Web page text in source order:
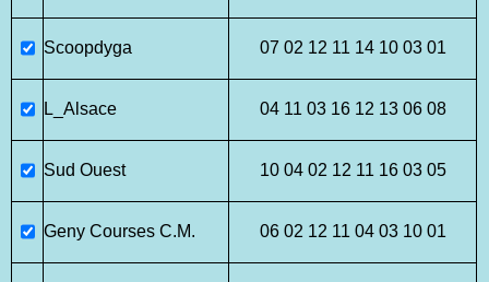
Scoopdyga 07 02 12 11 14 10 03 01
L_Alsace 04 11 03 16 12 13 06 08
Sud Ouest 10 04 02 12 11 16 03 05
Geny Courses C.M. 06 02 12 11 04 03 10 01